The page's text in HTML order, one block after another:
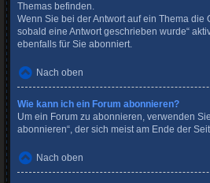
Themas befinden.
Wenn Sie bei der Antwort auf ein Thema die
sobald eine Antwort geschrieben wurde“
ebenfalls für Sie abonniert.
Nach oben
Wie kann ich ein Forum abonnieren?
Um ein Forum zu abonnieren, verwenden
abonnieren“, der sich meist am Ende der
Nach oben